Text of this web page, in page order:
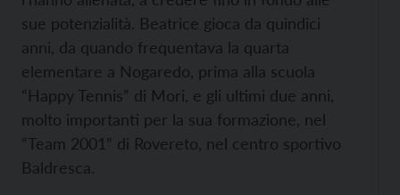
sue potenzialità. Beatrice gioca da quindici
anni, da quando frequentava la quarta
elementare a Nogaredo, prima alla scuola
“Happy Tennis” di Mori, e gli ultimi due anni,
molto importanti per la sua formazione, nel
“Team 2001” di Rovereto, nel centro sportivo
Baldresca.